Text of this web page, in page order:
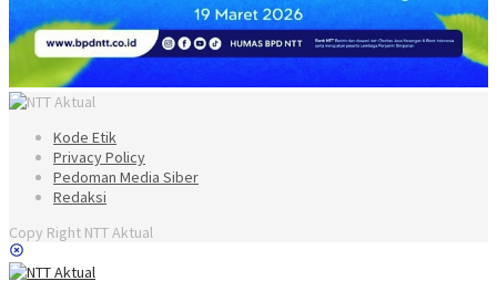
Kode Etik
Privacy Policy
Pedoman Media Siber
Redaksi
Copy Right NTT Aktual